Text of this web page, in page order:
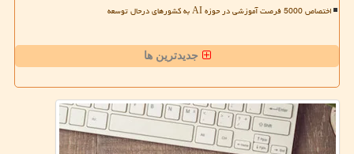
اختصاص 5000 فرصت آموزشی در حوزه AI به کشورهای درحال توسعه
جدیدترین ها